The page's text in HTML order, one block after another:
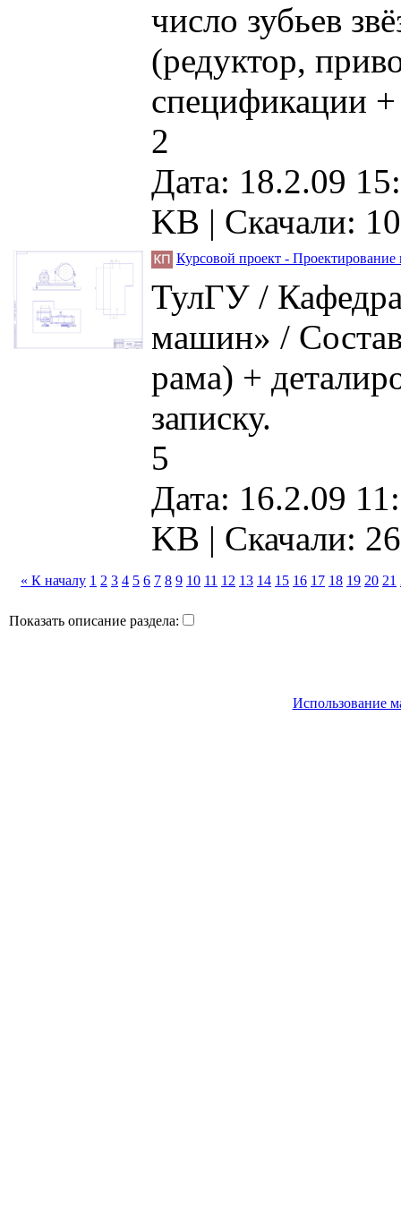
число зубьев
(редуктор,
спецификации
2
Дата: 18.2.09
KB | Скачали:
Курсовой проект - Проектирование
ТулГУ /
машин» /
рама) +
записку.
5
Дата: 16.2.09
KB | Скачали:
« К началу 1 2 3 4 5 6 7 8 9 10 11 12 13 14 15 16 17 18 19 20 21
Показать описание раздела:
Использование